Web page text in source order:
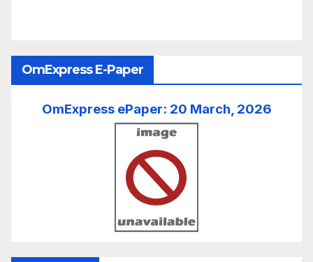
OmExpress E-Paper
OmExpress ePaper: 20 March, 2026